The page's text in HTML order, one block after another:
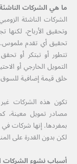
ما هي الشركات
الشركات الناشئة
وتحقيق الأرباح،
تحقيق أي تقدم ملموس.
تتطور أو تبتكر أو
التمويل الخارجي أو
خلق قيمة إضافية للسوق
تكون هذه الشركات
مصادر تمويل معينة،
بمفردها. إنها شركات
لكن بدون القدرة على
أسباب نشوء الشركات